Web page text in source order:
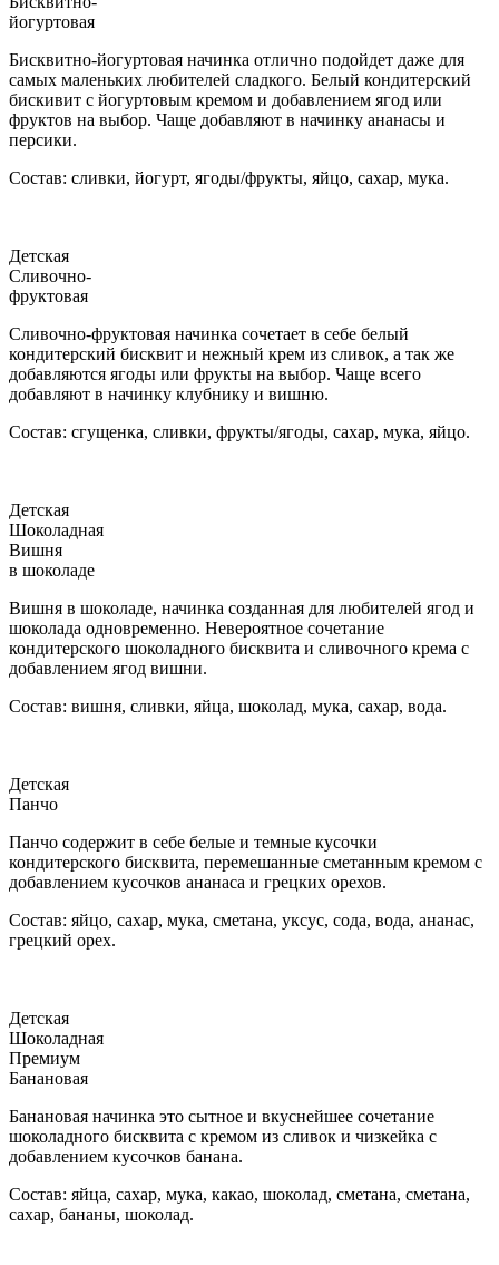
йогуртовая
Бисквитно-йогуртовая начинка отлично подойдет даже для
самых маленьких любителей сладкого. Белый кондитерский
бискивит с йогуртовым кремом и добавлением ягод или
фруктов на выбор. Чаще добавляют в начинку ананасы и
персики.
Состав: сливки, йогурт, ягоды/фрукты, яйцо, сахар, мука.
Детская
Сливочно-
фруктовая
Сливочно-фруктовая начинка сочетает в себе белый
кондитерский бисквит и нежный крем из сливок, а так же
добавляются ягоды или фрукты на выбор. Чаще всего
добавляют в начинку клубнику и вишню.
Состав: сгущенка, сливки, фрукты/ягоды, сахар, мука, яйцо.
Детская
Шоколадная
Вишня
в шоколаде
Вишня в шоколаде, начинка созданная для любителей ягод и
шоколада одновременно. Невероятное сочетание
кондитерского шоколадного бисквита и сливочного крема с
добавлением ягод вишни.
Состав: вишня, сливки, яйца, шоколад, мука, сахар, вода.
Детская
Панчо
Панчо содержит в себе белые и темные кусочки
кондитерского бисквита, перемешанные сметанным кремом с
добавлением кусочков ананаса и грецких орехов.
Состав: яйцо, сахар, мука, сметана, уксус, сода, вода, ананас,
грецкий орех.
Детская
Шоколадная
Премиум
Банановая
Банановая начинка это сытное и вкуснейшее сочетание
шоколадного бисквита с кремом из сливок и чизкейка с
добавлением кусочков банана.
Состав: яйца, сахар, мука, какао, шоколад, сметана, сметана,
сахар, бананы, шоколад.